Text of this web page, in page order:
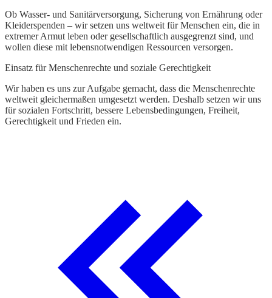
Ob Wasser- und Sanitärversorgung, Sicherung von Ernährung oder
Kleiderspenden – wir setzen uns weltweit für Menschen ein, die in
extremer Armut leben oder gesellschaftlich ausgegrenzt sind, und
wollen diese mit lebensnotwendigen Ressourcen versorgen.
Einsatz für Menschenrechte und soziale Gerechtigkeit
Wir haben es uns zur Aufgabe gemacht, dass die Menschenrechte
weltweit gleichermaßen umgesetzt werden. Deshalb setzen wir uns
für sozialen Fortschritt, bessere Lebensbedingungen, Freiheit,
Gerechtigkeit und Frieden ein.